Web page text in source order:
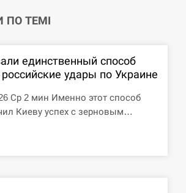
ПО ТЕМІ
единственный способ
удары по Украине
Ср 2 мин Именно этот способ
Киеву успех с зерновым…